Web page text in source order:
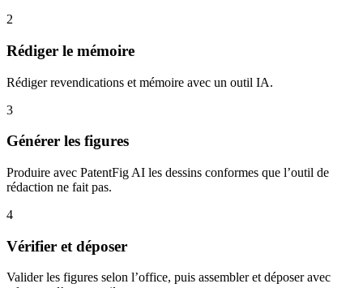
2
Rédiger le mémoire
Rédiger revendications et mémoire avec un outil IA.
3
Générer les figures
Produire avec PatentFig AI les dessins conformes que l’outil de
rédaction ne fait pas.
4
Vérifier et déposer
Valider les figures selon l’office, puis assembler et déposer avec